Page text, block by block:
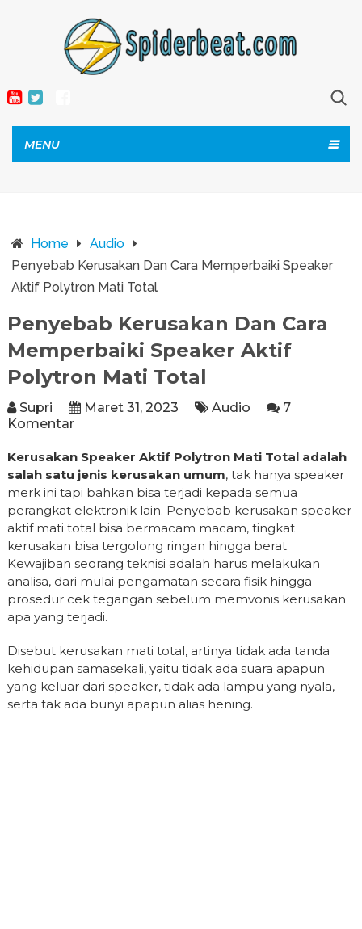
MENU
Home
Audio
Penyebab Kerusakan Dan Cara Memperbaiki Speaker
Aktif Polytron Mati Total
Penyebab Kerusakan Dan Cara
Memperbaiki Speaker Aktif
Polytron Mati Total
Supri Maret 31, 2023 Audio
7
Komentar
Kerusakan Speaker Aktif Polytron Mati Total adalah
salah satu jenis kerusakan umum, tak hanya speaker
merk ini tapi bahkan bisa terjadi kepada semua
perangkat elektronik lain. Penyebab kerusakan speaker
aktif mati total bisa bermacam macam, tingkat
kerusakan bisa tergolong ringan hingga berat.
Kewajiban seorang teknisi adalah harus melakukan
analisa, dari mulai pengamatan secara fisik hingga
prosedur cek tegangan sebelum memvonis kerusakan
apa yang terjadi.
Disebut kerusakan mati total, artinya tidak ada tanda
kehidupan samasekali, yaitu tidak ada suara apapun
yang keluar dari speaker, tidak ada lampu yang nyala,
serta tak ada bunyi apapun alias hening.